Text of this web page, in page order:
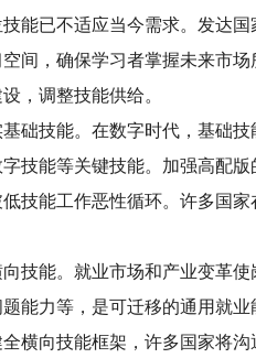
能已不适应当今需求。发达
间，确保学习者掌握未来市
，调整技能供给。
础技能。在数字时代，基础
技能等关键技能。加强高配
技能工作恶性循环。许多国
技能。就业市场和产业变革
能力等，是可迁移的通用就
横向技能框架，许多国家将